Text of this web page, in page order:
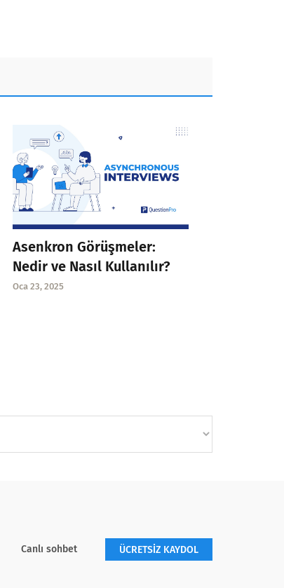
Asenkron Görüşmeler:
Nedir ve Nasıl Kullanılır?
Oca 23, 2025
Canlı sohbet ÜCRETSİZ KAYDOL